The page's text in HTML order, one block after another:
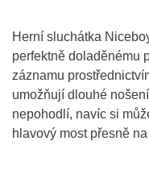
Herní sluchátka
perfektně doladěnému
záznamu
umožňují dlouhé
nepohodlí, navíc si
hlavový most přesně